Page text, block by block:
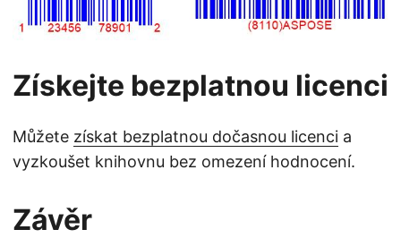
Získejte bezplatnou licenci
Můžete získat bezplatnou dočasnou licenci a
vyzkoušet knihovnu bez omezení hodnocení.
Závěr